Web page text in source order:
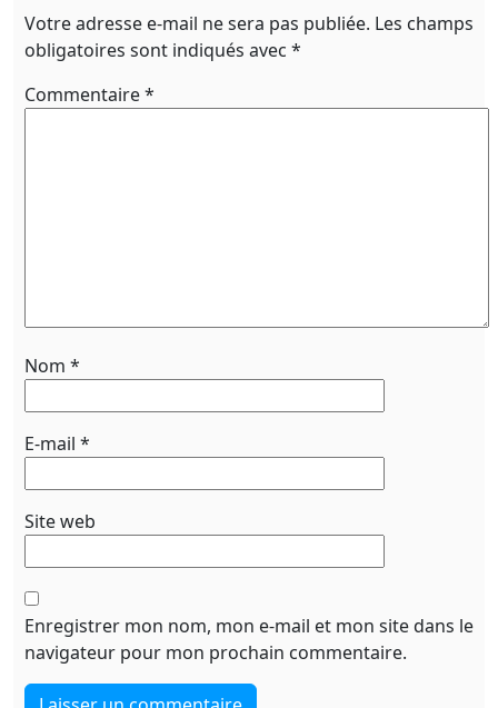
Votre adresse e-mail ne sera pas publiée. Les champs
obligatoires sont indiqués avec *
Commentaire*
Nom *
E-mail *
Site web
Enregistrer mon nom, mon e-mail et mon site dans le
navigateur pour mon prochain commentaire.